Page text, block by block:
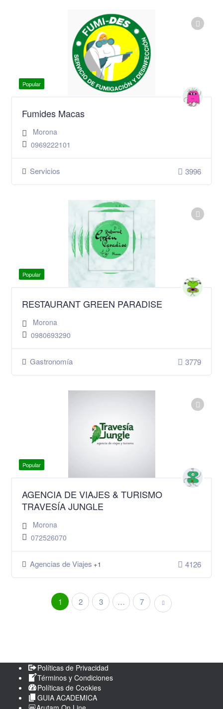
Popular
Fumides Macas
Morona
0969222101
Servicios 3996
Popular
RESTAURANT GREEN PARADISE
Morona
0980693290
Gastronomía 3779
Popular
AGENCIA DE VIAJES & TURISMO
TRAVESÍA JUNGLE
Morona
072526070
Agencias de Viajes +1 4126
1 2 3 … 7
Políticas de Privacidad
Términos y Condiciones
Políticas de Cookies
GUIA ACADEMICA